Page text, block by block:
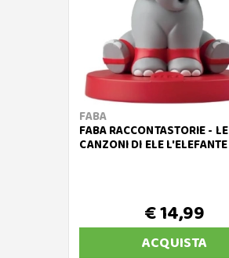
FABA
FABA RACCONTASTORIE - LE
CANZONI DI ELE L'ELEFANTE
€ 14,99
ACQUISTA